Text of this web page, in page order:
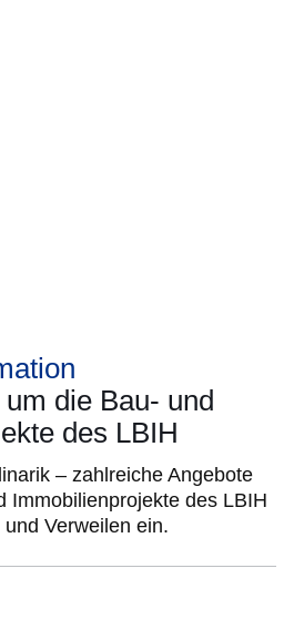
die Bau- und
des LBIH
– zahlreiche Angebote
Immobilienprojekte des LBIH
Verweilen ein.